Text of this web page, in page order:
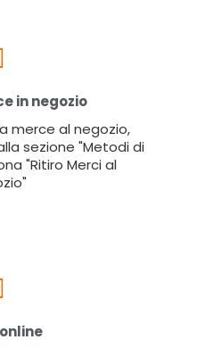
in negozio
merce al negozio,
sezione "Metodi di
"Ritiro Merci al